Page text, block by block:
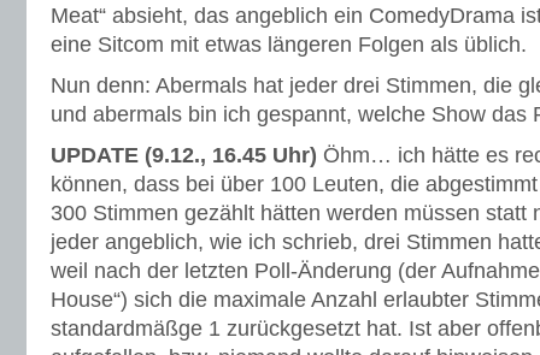
Meat“ absieht, das angeblich ein ComedyDrama
eine Sitcom mit etwas längeren Folgen als üblich.
Nun denn: Abermals hat jeder drei Stimmen, die
und abermals bin ich gespannt, welche Show das
UPDATE (9.12., 16.45 Uhr) Öhm… ich hätte es
können, dass bei über 100 Leuten, die
300 Stimmen gezählt hätten werden müssen statt
jeder angeblich, wie ich schrieb, drei Stimmen
weil nach der letzten Poll-Änderung (der Aufnahme
House“) sich die maximale Anzahl erlaubter
standardmäßge 1 zurückgesetzt hat. Ist aber